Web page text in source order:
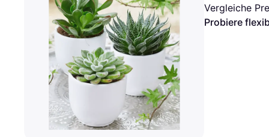
RatenzahlungVergleiche
Probiere